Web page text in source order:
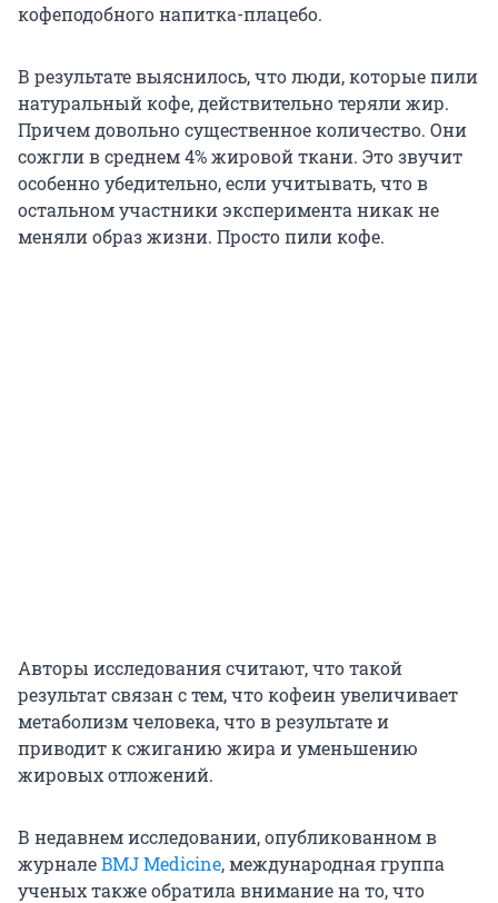
кофеподобного напитка-плацебо.
В результате выяснилось, что люди, которые пили
натуральный кофе, действительно теряли жир.
Причем довольно существенное количество. Они
сожгли в среднем 4% жировой ткани. Это звучит
особенно убедительно, если учитывать, что в
остальном участники эксперимента никак не
меняли образ жизни. Просто пили кофе.
Авторы исследования считают, что такой
результат связан с тем, что кофеин увеличивает
метаболизм человека, что в результате и
приводит к сжиганию жира и уменьшению
жировых отложений.
В недавнем исследовании, опубликованном в
журналеBMJ Medicine, международная группа
ученых также обратила внимание на то, что